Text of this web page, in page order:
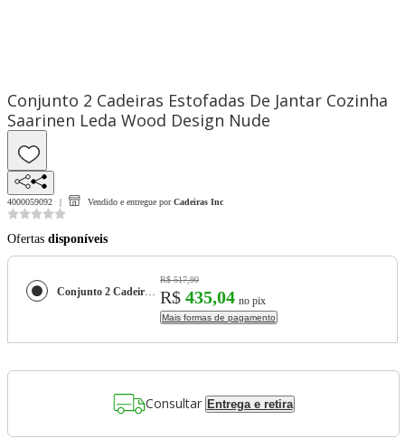
Conjunto 2 Cadeiras Estofadas De Jantar Cozinha
Saarinen Leda Wood Design Nude
4000059092 Vendido e entregue por Cadeiras Inc
Ofertas disponíveis
Conjunto 2 Cadeiras Estofadas De Jantar Cozinha Saarinen Leda Wood Design Nude
R$ 517,90
R$ 435,04 no pix
Mais formas de pagamento
Consultar Entrega e retira